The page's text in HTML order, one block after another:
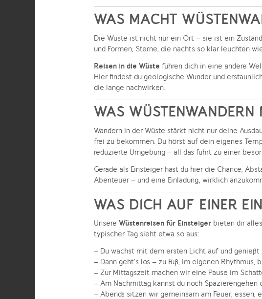
WAS MACHT
Die Wüste ist nicht nur ein Ort – sie ist ein
und Formen, Sterne, die nachts so klar leuchten
Reisen in die Wüste führen dich in eine andere
Hier findest du geologische Wunder und
die lange nachwirken.
WAS
Wandern in der Wüste stärkt nicht nur deine
frei zu bekommen. Du hörst auf dein eigenes
reduzierte Umgebung – all das führt zu einer
Gerade als Einsteiger hast du hier die Chance,
Abenteuer – und eine Einladung, wirklich
WAS DICH AUF EINER
Unsere Wüstenreisen für Einsteiger bieten dir
typischer Tag sieht etwa so aus:
– Du wachst mit dem ersten Licht auf und genießt
– Dann geht’s los – zu Fuß, im eigenen
– Zur Mittagszeit machen wir eine Pause im
– Am Nachmittag kannst du noch
– Abends sitzen wir gemeinsam am Feuer,